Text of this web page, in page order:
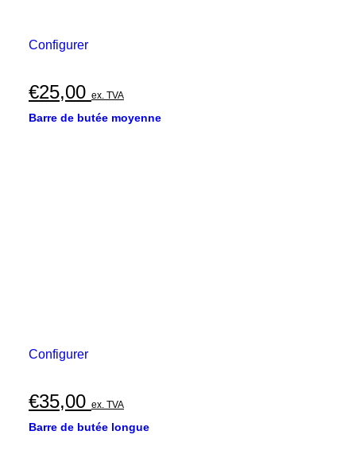
Configurer
€25,00 ex. TVA
Barre de butée moyenne
Configurer
€35,00 ex. TVA
Barre de butée longue